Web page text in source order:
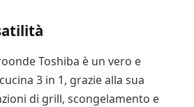
Toshiba è un vero e
3 in 1, grazie alla sua
di grill, scongelamento e